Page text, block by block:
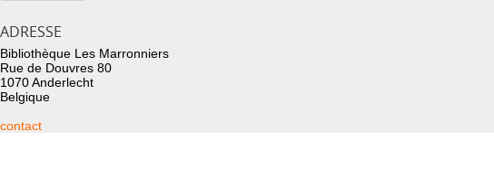
ADRESSE
Bibliothèque Les Marronniers
Rue de Douvres 80
1070 Anderlecht
Belgique
contact